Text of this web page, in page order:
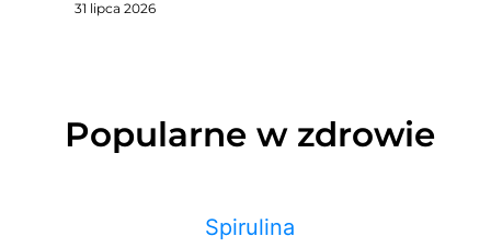
31 lipca 2026
Popularne w zdrowie
Spirulina